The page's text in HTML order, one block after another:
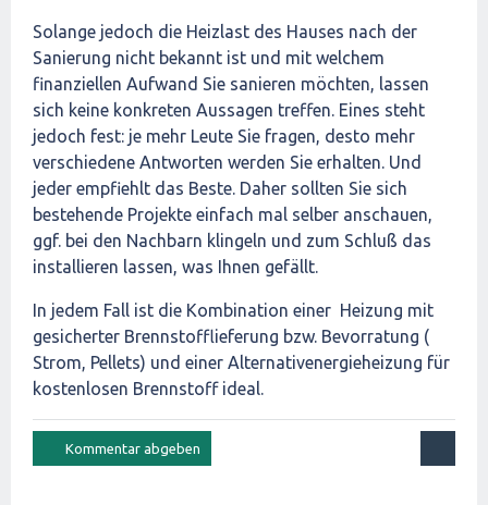
Solange jedoch die Heizlast des Hauses nach der
Sanierung nicht bekannt ist und mit welchem
finanziellen Aufwand Sie sanieren möchten, lassen
sich keine konkreten Aussagen treffen. Eines steht
jedoch fest: je mehr Leute Sie fragen, desto mehr
verschiedene Antworten werden Sie erhalten. Und
jeder empfiehlt das Beste. Daher sollten Sie sich
bestehende Projekte einfach mal selber anschauen,
ggf. bei den Nachbarn klingeln und zum Schluß das
installieren lassen, was Ihnen gefällt.
In jedem Fall ist die Kombination einer Heizung mit
gesicherter Brennstofflieferung bzw. Bevorratung (
Strom, Pellets) und einer Alternativenergieheizung für
kostenlosen Brennstoff ideal.